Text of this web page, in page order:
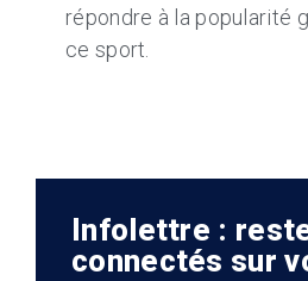
répondre à la popularité
ce sport.
Infolettre :
connectés sur